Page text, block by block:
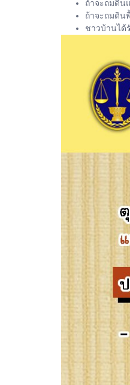
ถ้าจะถมดิน
ถ้าจะถมดิน
ชาวบ้านได้